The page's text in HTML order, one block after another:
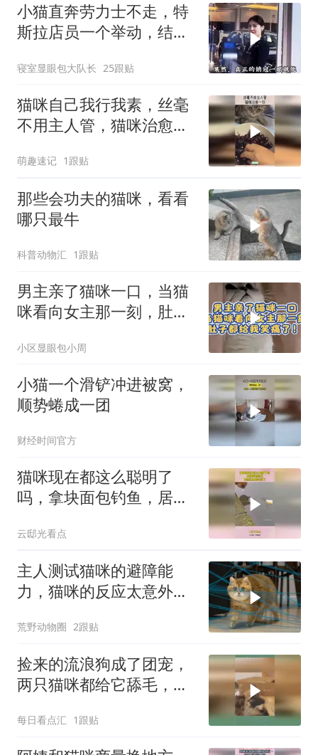
小猫直奔劳力士不走，特
斯拉店员一个举动，结果
寝室显眼包大队长 25跟贴
猫咪自己我行我素，丝毫
不用主人管，猫咪治愈一
萌趣速记 1跟贴
那些会功夫的猫咪，看看
哪只最牛
科普动物汇 1跟贴
男主亲了猫咪一口，当猫
咪看向女主那一刻，肚子
小区显眼包小周
小猫一个滑铲冲进被窝，
顺势蜷成一团
财经时间官方
猫咪现在都这么聪明了
吗，拿块面包钓鱼，居然
云邸光看点
主人测试猫咪的避障能
力，猫咪的反应太意外，
荒野动物圈 2跟贴
捡来的流浪狗成了团宠，
两只猫咪都给它舔毛，网
思了
每日看点汇 1跟贴